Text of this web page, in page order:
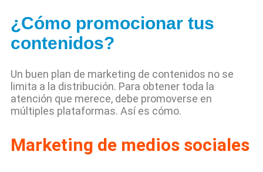
¿Cómo promocionar tus
contenidos?
Un buen plan de marketing de contenidos no se
limita a la distribución. Para obtener toda la
atención que merece, debe promoverse en
múltiples plataformas. Así es cómo.
Marketing de medios sociales